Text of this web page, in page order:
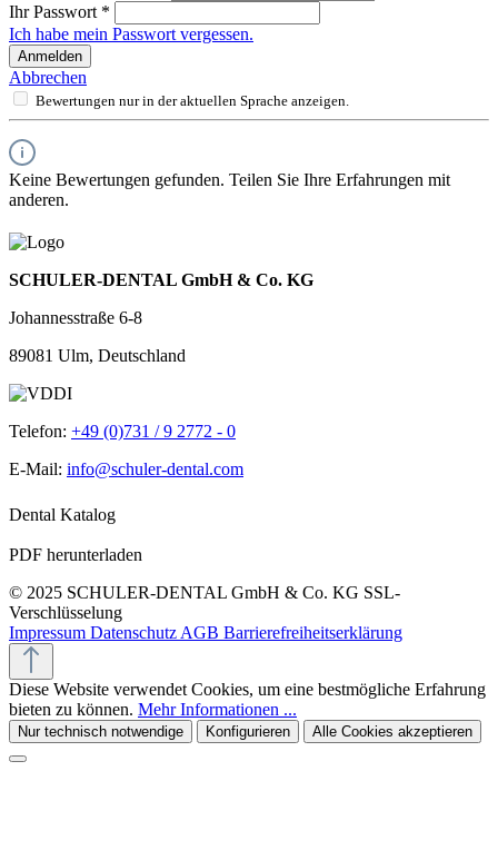
Ihr Passwort *
Ich habe mein Passwort vergessen.
Anmelden
Abbrechen
Bewertungen nur in der aktuellen Sprache anzeigen.
Keine Bewertungen gefunden. Teilen Sie Ihre Erfahrungen mit
anderen.
SCHULER-DENTAL GmbH & Co. KG
Johannesstraße 6-8
89081 Ulm, Deutschland
Telefon: +49 (0)731 / 9 2772 - 0
E-Mail: info@schuler-dental.com
Dental Katalog
PDF herunterladen
© 2025 SCHULER-DENTAL GmbH & Co. KG SSL-
Verschlüsselung
Impressum Datenschutz AGB Barrierefreiheitserklärung
Diese Website verwendet Cookies, um eine bestmögliche Erfahrung
bieten zu können. Mehr Informationen ...
Nur technisch notwendige Konfigurieren Alle Cookies akzeptieren